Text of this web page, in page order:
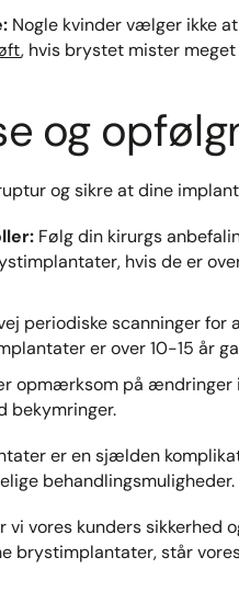
Nogle kvinder vælger ikke
, hvis brystet mister
og
og sikre at dine
Følg din kirurgs
hvis de er
periodiske scanninger
er over 10-15 år
opmærksom på ændringer
bekymringer.
er en sjælden
behandlingsmuligheder.
vi vores kunders sikkerhed
brystimplantater, står